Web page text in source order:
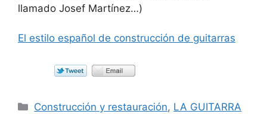
llamado Josef Martínez…)
El estilo español de construcción de guitarras
Categorías
Construcción y restauración, LA GUITARRA